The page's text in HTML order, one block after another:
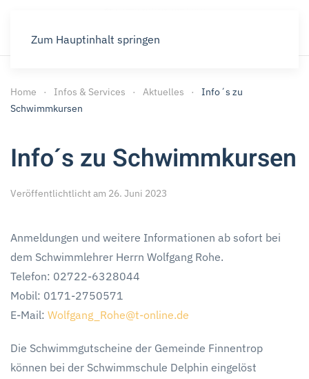
Zum Hauptinhalt springen
Home Infos & Services Aktuelles
Info´s zu
Schwimmkursen
Info´s zu Schwimmkursen
Veröffentlichtlicht am 26. Juni 2023
Anmeldungen und weitere Informationen ab sofort bei
dem Schwimmlehrer Herrn Wolfgang Rohe.
Telefon: 02722-6328044
Mobil: 0171-2750571
E-Mail: Wolfgang_Rohe@t-online.de
Die Schwimmgutscheine der Gemeinde Finnentrop
können bei der Schwimmschule Delphin eingelöst